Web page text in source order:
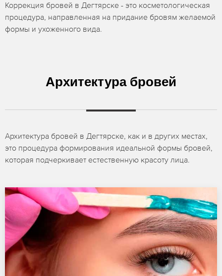
Коррекция бровей в Дегтярске - это косметологическая
процедура, направленная на придание бровям желаемой
формы и ухоженного вида.
Архитектура бровей
Архитектура бровей в Дегтярске, как и в других местах,
это процедура формирования идеальной формы бровей,
которая подчеркивает естественную красоту лица.